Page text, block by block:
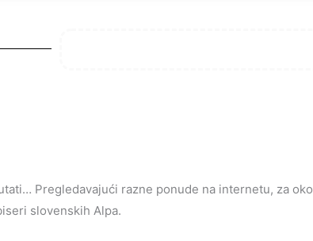
Pregledavajući razne ponude na internetu, za oko
slovenskih Alpa.